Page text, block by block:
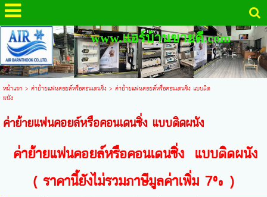
www.แอร์บ้านขายดี.com
หน้าแรก > ค่าย้ายแฟนคอยล์หรือคอนเดนซิ่ง > ค่าย้ายแฟนคอยล์หรือคอนเดนซิ่ง แบบติด
ผนัง
ค่าย้ายแฟนคอยล์หรือคอนเดนซิ่ง แบบติดผนัง
ค่าย้ายแฟนคอยล์หรือคอนเดนซิ่ง แบบติดผนัง
( ราคานี้ยังไม่รวมภาษีมูลค่าเพิ่ม 7% )